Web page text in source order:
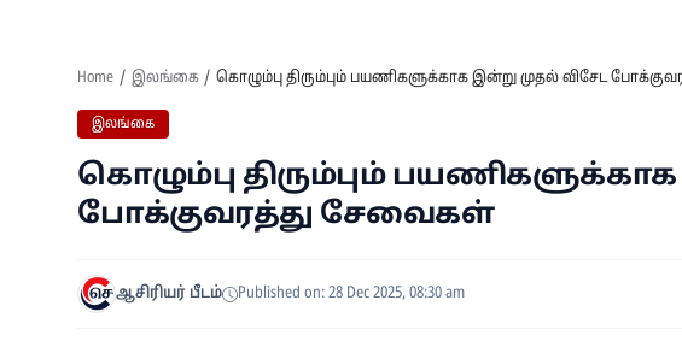
Home இலங்கை கொழும்பு திரும்பும் பயணிகளுக்காக இன்று முதல் விசேட
இலங்கை
கொழும்பு திரும்பும்
போக்குவரத்து சேவைகள்
ஆசிரியர் பீடம் Published on: 28 Dec 2025, 08:30 am